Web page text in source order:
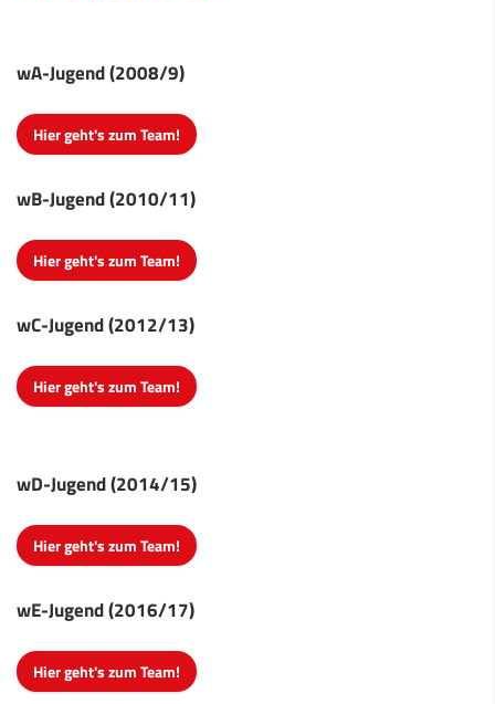
wA-Jugend (2008/9)
Hier geht's zum Team!
wB-Jugend (2010/11)
Hier geht's zum Team!
wC-Jugend (2012/13)
Hier geht's zum Team!
wD-Jugend (2014/15)
Hier geht's zum Team!
wE-Jugend (2016/17)
Hier geht's zum Team!